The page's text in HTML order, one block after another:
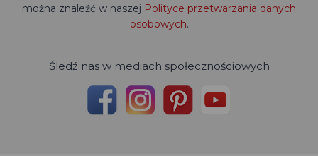
można znaleźć w naszej Polityce przetwarzania danych
osobowych.
Śledź nas w mediach społecznościowych